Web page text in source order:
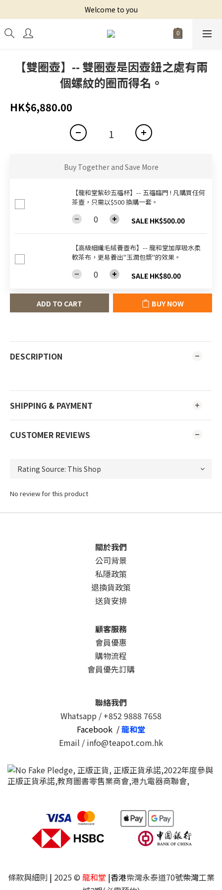
Welcome to you
【雙圈壺】-- 雙圈壺是因壺鈕之處有兩
個螺紋的圈而得名。
HK$6,880.00
Buy Together and Save More
【龍和堂紫砂五福杯‬】-- 五福臨門 ! 凡購買任何
茶壺，只需以$500 換購一套。
SALE HK$500.00
【高級細纖毛絨養壺布】-- 龍和堂加厚吸水柔
軟茶布，更易養出"玉潤包漿"的效果。
SALE HK$80.00
ADD TO CART BUY NOW
DESCRIPTION
SHIPPING & PAYMENT
CUSTOMER REVIEWS
No review for this product
關於我們
公司背景
私隱政策
退換貨政策
送貨安排
顧客服務
會員優惠
購物流程
會員優先訂購
聯絡我們
Whatsapp / +852 9888 7658
Facebook /龍和堂
Email / info@teapot.com.hk
條款與細則 | 2025 © 龍和堂 |香港柴灣永泰道70號柴灣工業